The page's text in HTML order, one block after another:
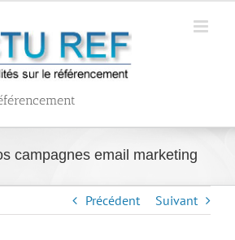
campagnes email marketing
Précédent Suivant